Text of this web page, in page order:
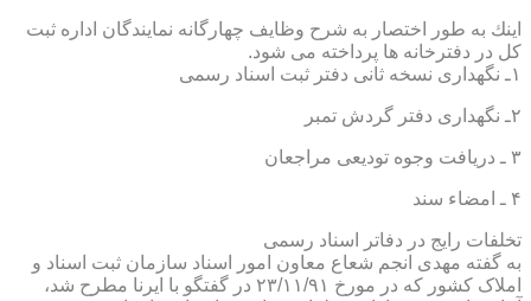
اینك به طور اختصار به شرح وظایف چهارگانه نمایندگان اداره ثبت
كل در دفترخانه ها پرداخته می شود.
۱ـ نگهداری نسخه ثانی دفتر ثبت اسناد رسمی
۲ـ نگهداری دفتر گردش تمبر
۳ ـ دریافت وجوه تودیعی مراجعان
۴ ـ امضاء سند
تخلفات رایج در دفاتر اسناد رسمی
به گفته مهدی انجم شعاع معاون امور اسناد سازمان ثبت اسناد و
املاک کشور که در مورخ ۲۳/۱۱/۹۱ در گفتگو با ایرنا مطرح شد،